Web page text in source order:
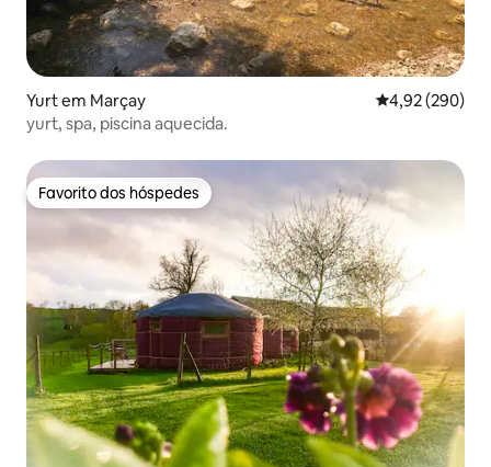
Yurt em Marçay Classificação
4,92 (290)
yurt, spa, piscina aquecida.
Favorito dos hóspedes
Favorito dos hóspedes